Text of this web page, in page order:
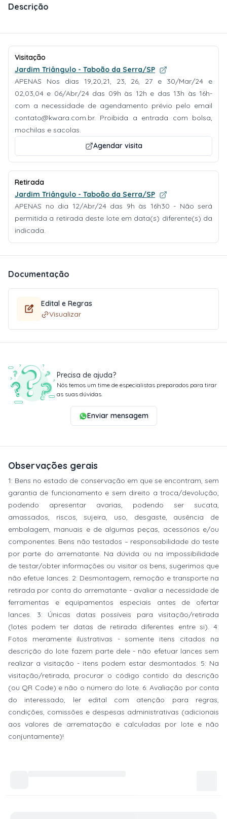
Descrição
Visitação
Jardim Triângulo - Taboão da Serra/SP
APENAS Nos dias 19,20,21, 23, 26, 27 e 30/Mar/24 e
02,03,04 e 06/Abr/24 das 09h às 12h e das 13h às 16h-
com a necessidade de agendamento prévio pelo email
contato@kwara.com.br. Proibida a entrada com bolsa,
mochilas e sacolas.
Agendar visita
Retirada
Jardim Triângulo - Taboão da Serra/SP
APENAS no dia 12/Abr/24 das 9h às 16h30 - Não será
permitida a retirada deste lote em data(s) diferente(s) da
indicada.
Documentação
Edital e Regras
Visualizar
Precisa de ajuda?
Nós temos um time de especialistas preparados para tirar
as suas dúvidas.
Enviar mensagem
Observações gerais
1: Bens no estado de conservação em que se encontram, sem
garantia de funcionamento e sem direito a troca/devolução,
podendo apresentar avarias, podendo ser sucata,
amassados, riscos, sujeira, uso, desgaste, ausência de
embalagem, manuais e de algumas peças, acessórios e/ou
componentes. Bens não testados – responsabilidade do teste
por parte do arrematante. Na dúvida ou na impossibilidade
de testar/obter informações ou visitar os bens, sugerimos que
não efetue lances. 2: Desmontagem, remoção e transporte na
retirada por conta do arrematante - avaliar a necessidade de
ferramentas e equipamentos especiais antes de ofertar
lances. 3: Únicas datas possíveis para visitação/retirada
(lotes podem ter datas de retirada diferentes entre si). 4:
Fotos meramente ilustrativas - somente itens citados na
descrição do lote fazem parte dele - não efetuar lances sem
realizar a visitação - itens podem estar desmontados. 5: Na
visitação/retirada, procurar o código contido da descrição
(ou QR Code) e não o número do lote. 6: Avaliação por conta
do interessado, ler edital com atenção para regras,
condições, comissões e despesas administrativas (adicionais
aos valores de arrematação e calculadas por lote e não
conjuntamente)!